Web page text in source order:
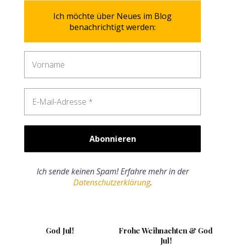
Ich möchte über Neues im Blog
benachrichtigt werden:
Ich sende keinen Spam! Erfahre mehr in der
Datenschutzerklärung.
God Jul!
Frohe Weihnachten & God
Jul!